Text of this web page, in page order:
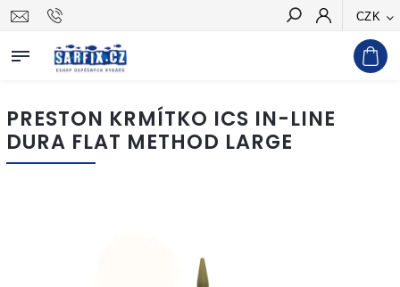
CZK
Hledat
PRESTON KRMÍTKO ICS IN-LINE
DURA FLAT METHOD LARGE